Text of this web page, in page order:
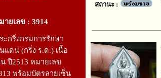
ายเลข : 3914
ะกริ่งกรมการรักษา
แดน (กริ่ง ร.ด.) เนื้อ
น ปี2513 หมายเลข
พร้อมบัตรลายเซ็น
สถานะ :